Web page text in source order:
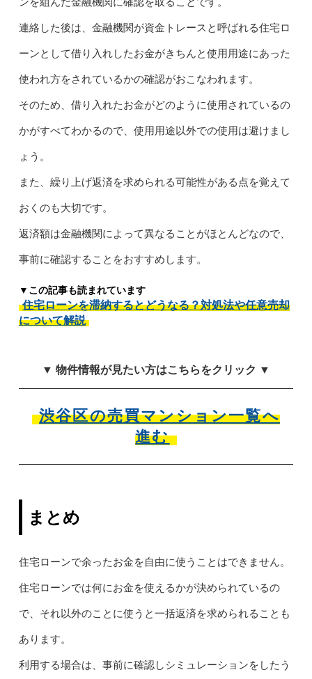
連絡した後は、金融機関が資金トレースと呼ばれる住宅ロ
ーンとして借り入れしたお金がきちんと使用用途にあった
使われ方をされているかの確認がおこなわれます。
そのため、借り入れたお金がどのように使用されているの
かがすべてわかるので、使用用途以外での使用は避けまし
ょう。
また、繰り上げ返済を求められる可能性がある点を覚えて
おくのも大切です。
返済額は金融機関によって異なることがほとんどなので、
事前に確認することをおすすめします。
▼この記事も読まれています
住宅ローンを滞納するとどうなる？対処法や任意売却
について解説
▼ 物件情報が見たい方はこちらをクリック ▼
渋谷区の売買マンション一覧へ
進む
まとめ
住宅ローンで余ったお金を自由に使うことはできません。
住宅ローンでは何にお金を使えるかが決められているの
で、それ以外のことに使うと一括返済を求められることも
あります。
利用する場合は、事前に確認しシミュレーションをしたう